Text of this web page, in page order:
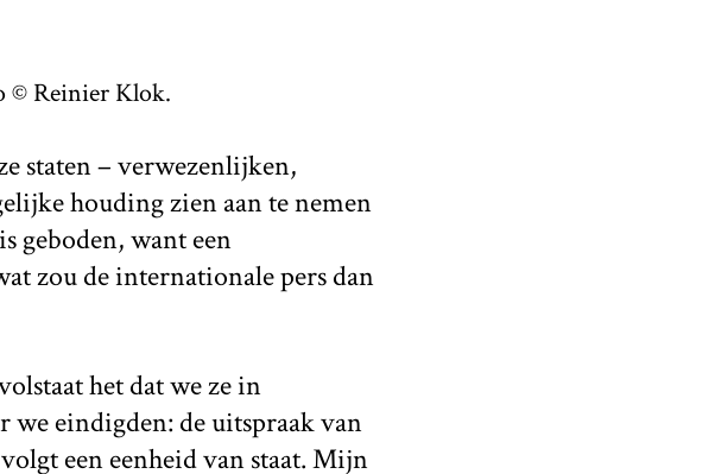
© Reinier Klok.
staten – verwezenlijken,
houding zien aan te nemen
geboden, want een
zou de internationale pers dan
het dat we ze in
we eindigden: de uitspraak van
een eenheid van staat. Mijn